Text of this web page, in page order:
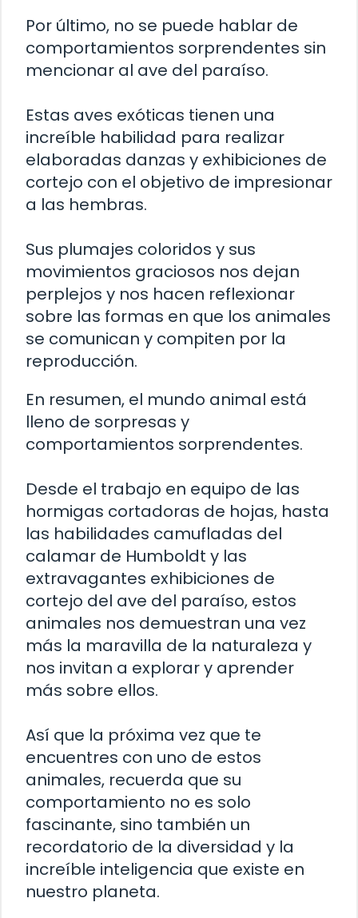
Por último, no se puede hablar de
comportamientos sorprendentes sin
mencionar al ave del paraíso.
Estas aves exóticas tienen una
increíble habilidad para realizar
elaboradas danzas y exhibiciones de
cortejo con el objetivo de impresionar
a las hembras.
Sus plumajes coloridos y sus
movimientos graciosos nos dejan
perplejos y nos hacen reflexionar
sobre las formas en que los animales
se comunican y compiten por la
reproducción.
En resumen, el mundo animal está
lleno de sorpresas y
comportamientos sorprendentes.
Desde el trabajo en equipo de las
hormigas cortadoras de hojas, hasta
las habilidades camufladas del
calamar de Humboldt y las
extravagantes exhibiciones de
cortejo del ave del paraíso, estos
animales nos demuestran una vez
más la maravilla de la naturaleza y
nos invitan a explorar y aprender
más sobre ellos.
Así que la próxima vez que te
encuentres con uno de estos
animales, recuerda que su
comportamiento no es solo
fascinante, sino también un
recordatorio de la diversidad y la
increíble inteligencia que existe en
nuestro planeta.